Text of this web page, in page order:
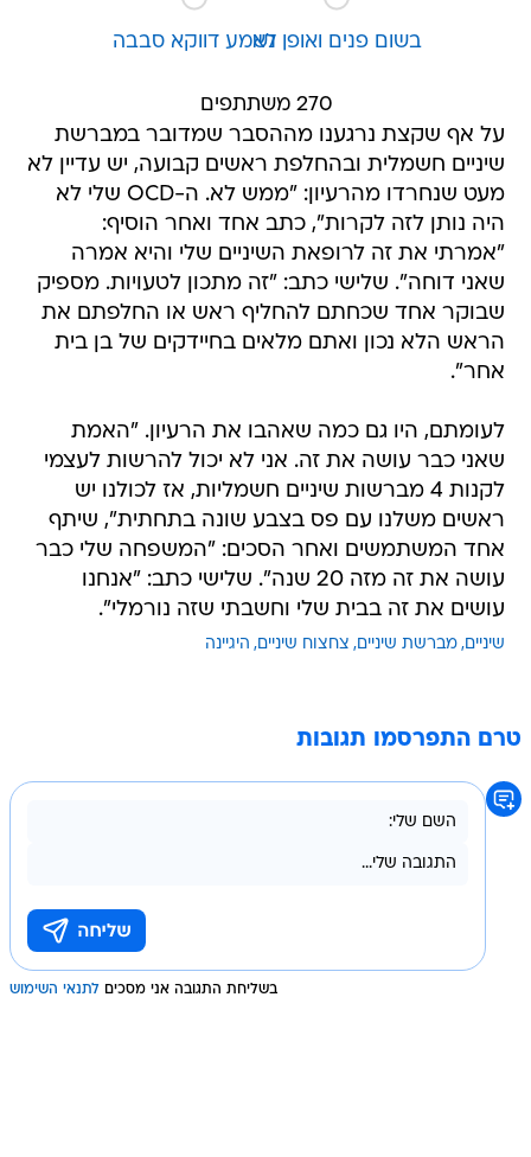
בשום פנים ואופן לאנשמע דווקא סבבה
270 משתתפים
על אף שקצת נרגענו מההסבר שמדובר במברשת
שיניים חשמלית ובהחלפת ראשים קבועה, יש עדיין לא
מעט שנחרדו מהרעיון: "ממש לא. ה-OCD שלי לא
היה נותן לזה לקרות", כתב אחד ואחר הוסיף:
"אמרתי את זה לרופאת השיניים שלי והיא אמרה
שאני דוחה". שלישי כתב: "זה מתכון לטעויות. מספיק
שבוקר אחד שכחתם להחליף ראש או החלפתם את
הראש הלא נכון ואתם מלאים בחיידקים של בן בית
אחר".
לעומתם, היו גם כמה שאהבו את הרעיון. "האמת
שאני כבר עושה את זה. אני לא יכול להרשות לעצמי
לקנות 4 מברשות שיניים חשמליות, אז לכולנו יש
ראשים משלנו עם פס בצבע שונה בתחתית", שיתף
אחד המשתמשים ואחר הסכים: "המשפחה שלי כבר
עושה את זה מזה 20 שנה". שלישי כתב: "אנחנו
עושים את זה בבית שלי וחשבתי שזה נורמלי".
שיניים מברשת שיניים צחצוח שיניים היגיינה
טרם התפרסמו תגובות
בשליחת התגובה אני מסכים לתנאי השימוש